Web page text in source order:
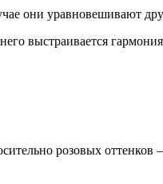
они уравновешивают
выстраивается гармония
розовых оттенков